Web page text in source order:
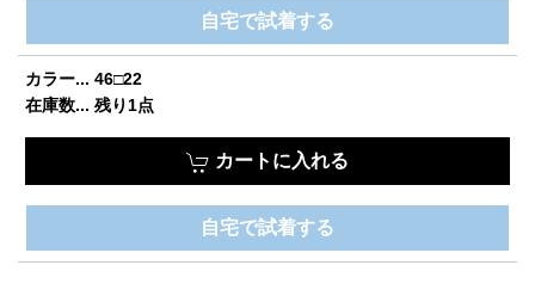
お買い物を続ける カートへ進む
自宅で試着する
カラー... 46□22
在庫数... 残り1点
カートに入れる
自宅で試着する